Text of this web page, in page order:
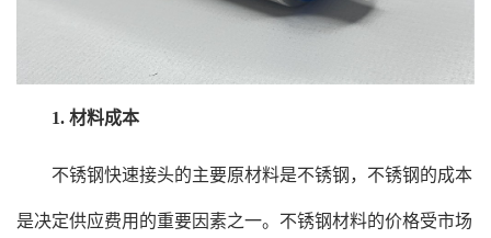
1. 材料成本
不锈钢快速接头的主要原材料是不锈钢，不锈钢的成本
是决定供应费用的重要因素之一。不锈钢材料的价格受市场